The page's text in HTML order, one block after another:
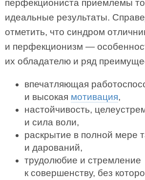
перфекциониста приемлемы
идеальные результаты.
отметить, что синдром
и перфекционизм —
их обладателю и ряд
впечатляющая
и высокая мотивация,
настойчивость,
и сила воли,
раскрытие в полной мере
и дарований,
трудолюбие и стремление
к совершенству, без